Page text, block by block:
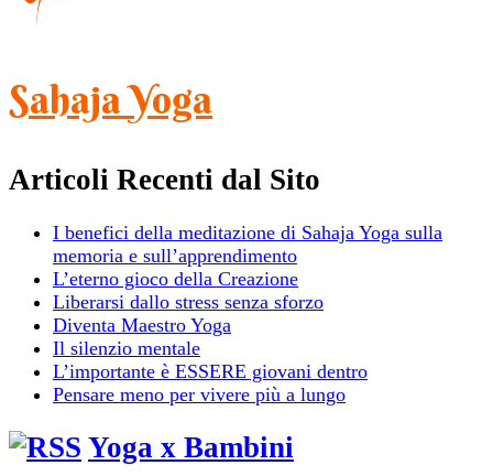
Sahaja Yoga
Articoli Recenti dal Sito
I benefici della meditazione di Sahaja Yoga sulla
memoria e sull’apprendimento
L’eterno gioco della Creazione
Liberarsi dallo stress senza sforzo
Diventa Maestro Yoga
Il silenzio mentale
L’importante è ESSERE giovani dentro
Pensare meno per vivere più a lungo
Yoga x Bambini